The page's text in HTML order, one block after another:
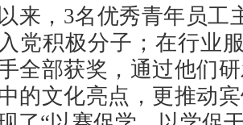
来，3名优秀青年员工
党积极分子；在行业
全部获奖，通过他们
的文化亮点，更推动